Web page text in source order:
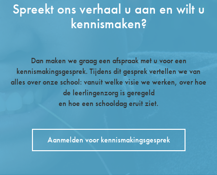
Spreekt ons verhaal u aan en wilt u
kennismaken?
Dan maken we graag een afspraak met u voor een
kennismakingsgesprek. Tijdens dit gesprek vertellen we van
alles over onze school: vanuit welke visie we werken, over hoe
de leerlingenzorg is geregeld
en hoe een schooldag eruit ziet.
Aanmelden voor kennismakingsgesprek